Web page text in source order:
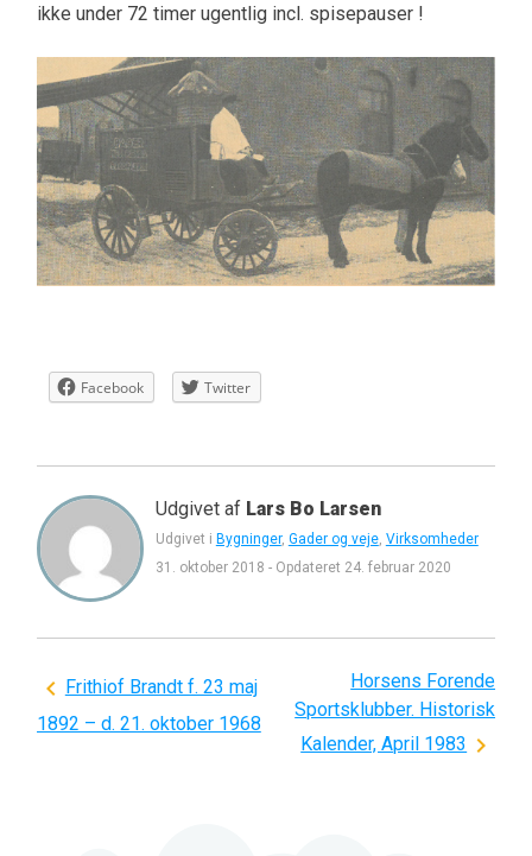
ikke under 72 timer ugentlig incl. spisepauser !
Facebook Twitter
Udgivet af Lars Bo Larsen
Udgivet i Bygninger, Gader og veje, Virksomheder
31. oktober 2018 - Opdateret 24. februar 2020
Indlægsnavigation
Frithiof Brandt f. 23 maj
1892 – d. 21. oktober 1968
Horsens Forende
Sportsklubber. Historisk
Kalender, April 1983